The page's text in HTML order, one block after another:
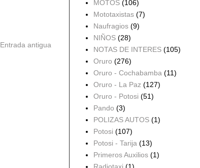
Entrada antigua
MOTOS (106)
Mototaxistas (7)
Naufragios (9)
NIÑOS (28)
NOTAS DE INTERES (105)
Oruro (276)
Oruro - Cochabamba (11)
Oruro - La Paz (127)
Oruro - Potosi (51)
Pando (3)
POLIZAS AUTOS (1)
Potosi (107)
Potosi - Tarija (13)
Primeros Auxilios (1)